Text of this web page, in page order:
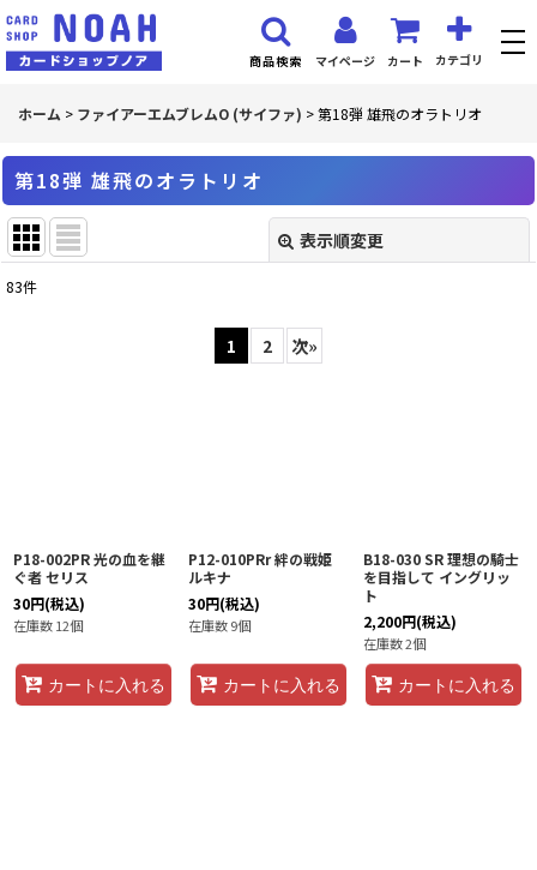
マイページ カート カテゴリ
商品検索
ホーム > ファイアーエムブレムO (サイファ) >第18弾 雄飛のオラトリオ
第18弾 雄飛のオラトリオ
表示順変更
83件
1 2 次»
P18-002PR 光の血を継
ぐ者 セリス
30円(税込)
在庫数 12個
カートに入れる
P12-010PRr 絆の戦姫
ルキナ
30円(税込)
在庫数 9個
カートに入れる
B18-030 SR 理想の騎士
を目指して イングリッ
ト
2,200円(税込)
在庫数 2個
カートに入れる